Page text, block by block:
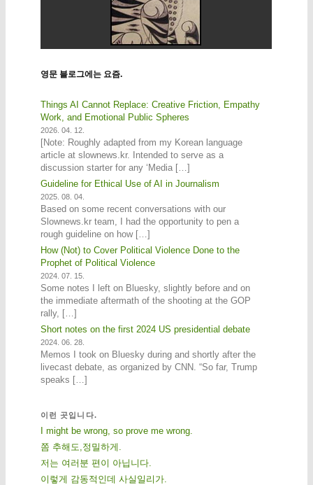
영문 블로그에는 요즘.
Things AI Cannot Replace: Creative Friction, Empathy
Work, and Emotional Public Spheres
2026. 04. 12.
[Note: Roughly adapted from my Korean language
article at slownews.kr. Intended to serve as a
discussion starter for any ‘Media […]
Guideline for Ethical Use of AI in Journalism
2025. 08. 04.
Based on some recent conversations with our
Slownews.kr team, I had the opportunity to pen a
rough guideline on how […]
How (Not) to Cover Political Violence Done to the
Prophet of Political Violence
2024. 07. 15.
Some notes I left on Bluesky, slightly before and on
the immediate aftermath of the shooting at the GOP
rally, […]
Short notes on the first 2024 US presidential debate
2024. 06. 28.
Memos I took on Bluesky during and shortly after the
livecast debate, as organized by CNN. “So far, Trump
speaks […]
이런 곳입니다.
I might be wrong, so prove me wrong.
쫌 추해도,정밀하게.
저는 여러분 편이 아닙니다.
이렇게 감동적인데 사실일리가.